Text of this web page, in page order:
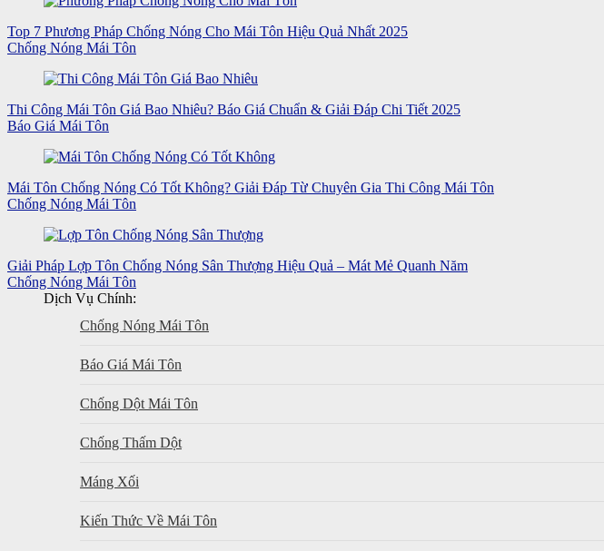
Top 7 Phương Pháp Chống Nóng Cho Mái Tôn Hiệu Quả Nhất 2025
Chống Nóng Mái Tôn
Thi Công Mái Tôn Giá Bao Nhiêu? Báo Giá Chuẩn & Giải Đáp Chi Tiết 2025
Báo Giá Mái Tôn
Mái Tôn Chống Nóng Có Tốt Không? Giải Đáp Từ Chuyên Gia Thi Công Mái Tôn
Chống Nóng Mái Tôn
Giải Pháp Lợp Tôn Chống Nóng Sân Thượng Hiệu Quả – Mát Mẻ Quanh Năm
Chống Nóng Mái Tôn
Dịch Vụ Chính:
Chống Nóng Mái Tôn
Báo Giá Mái Tôn
Chống Dột Mái Tôn
Chống Thấm Dột
Máng Xối
Kiến Thức Về Mái Tôn